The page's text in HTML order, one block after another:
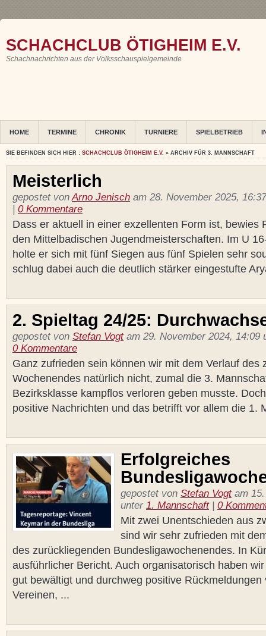
SCHACHCLUB ÖTIGHEIM E.V.
Schachnachrichten aus der Volksschauspielgemeinde
HOME TERMINE CHRONIK TURNIERE SPIELBETRIEB
SIE BEFINDEN SICH HIER : SCHACHCLUB ÖTIGHEIM E.V. » ARCHIV FÜR 3. MANNSCHAFT
Meisterlich
gepostet vonArno Jenisch am 28. November 2025,
| 0 Kommentare
Dass er aktuell in einer exzellenten Form ist, bewies
den Mittelbadischen Jugendmeisterschaften. Im U
holte er sich mit fünf Siegen aus fünf Spielen sehr
schlug dabei auch die deutlich stärker eingestufte
2. Spieltag 24/25:
gepostet von Stefan Vogtam 29. November 2024, 14:09
0 Kommentare
Ganz zufrieden sein können wir mit dem Verlauf des
Wochenendes natürlich nicht, zumal die 3.
Bezirksklasse kampflos verloren geben musste.
positive Nachrichten und das betrifft vor allem die 1.
Erfolgreiches
gepostet von Stefan Vogtam 15.
unter 1. Mannschaft| 0
Mit zwei Unentschieden aus
sind wir sehr zufrieden mit
des zurückliegenden Bundesligawochenendes. In
ausführlicher Bericht. Auch organisatorisch haben
gut bewältigt und durchweg positive Rückmeldungen
Vereinen, ...